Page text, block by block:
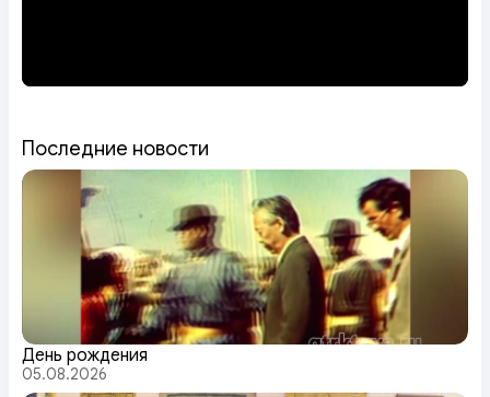
Последние новости
День рождения
05.08.2026